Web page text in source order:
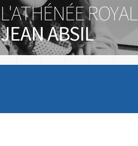
L'ATHÉNÉE ROYAL
JEAN ABSIL